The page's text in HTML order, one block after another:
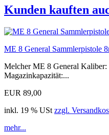
Kunden kauften
ME 8 General Sammlerpistole
Melcher ME 8 General
Magazinkapazität:...
EUR 89,00
inkl. 19 % USt zzgl.
mehr...